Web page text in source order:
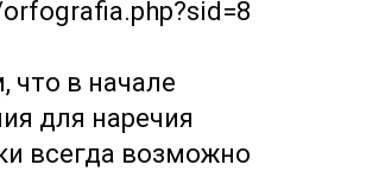
что в начале
для наречия
всегда возможно